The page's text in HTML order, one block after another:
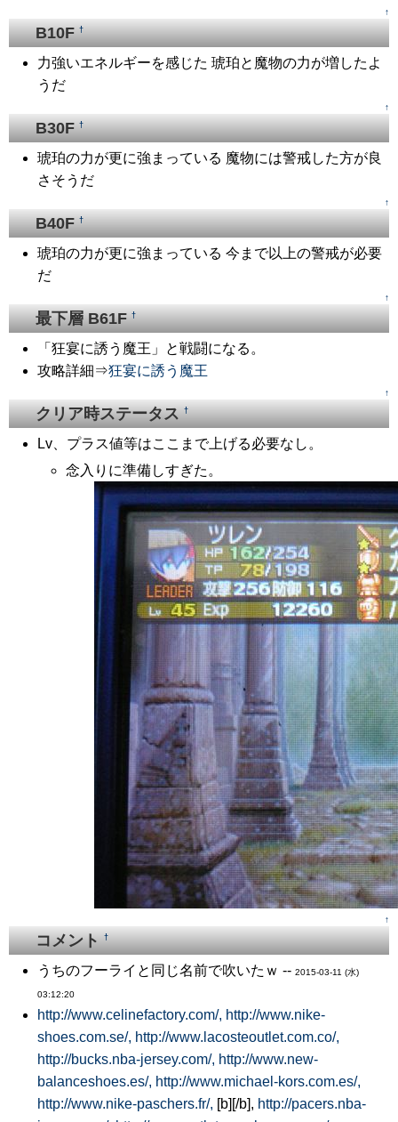
↑
B10F†
力強いエネルギーを感じた 琥珀と魔物の力が増したよ
うだ
↑
B30F†
琥珀の力が更に強まっている 魔物には警戒した方が良
さそうだ
↑
B40F†
琥珀の力が更に強まっている 今まで以上の警戒が必要
だ
↑
最下層 B61F†
「狂宴に誘う魔王」と戦闘になる。
攻略詳細⇒狂宴に誘う魔王
↑
クリア時ステータス†
Lv、プラス値等はここまで上げる必要なし。
念入りに準備しすぎた。
↑
コメント†
うちのフーライと同じ名前で吹いたｗ -- 2015-03-11 (水)
03:12:20
http://www.celinefactory.com/, http://www.nike-
shoes.com.se/, http://www.lacosteoutlet.com.co/,
http://bucks.nba-jersey.com/, http://www.new-
balanceshoes.es/, http://www.michael-kors.com.es/,
http://www.nike-paschers.fr/, [b][/b], http://pacers.nba-